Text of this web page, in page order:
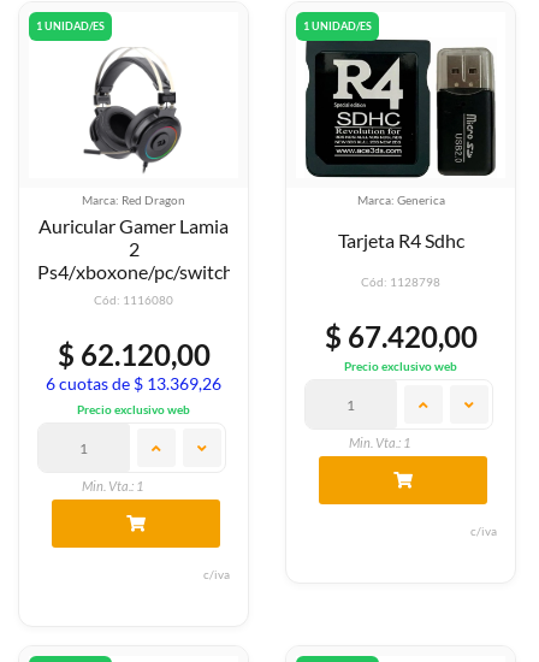
1 UNIDAD/ES
Marca: Red Dragon
Auricular Gamer Lamia
2
Ps4/xboxone/pc/switch...
Cód: 1116080
$ 62.120,00
6 cuotas de $ 13.369,26
Precio exclusivo web
Min. Vta.: 1
c/iva
1 UNIDAD/ES
Marca: Generica
Tarjeta R4 Sdhc
Cód: 1128798
$ 67.420,00
Precio exclusivo web
Min. Vta.: 1
c/iva